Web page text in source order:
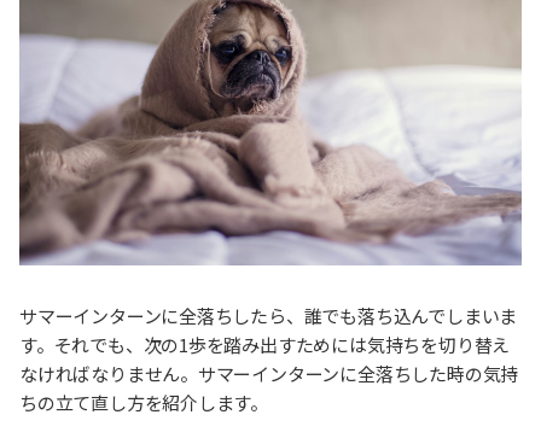
サマーインターンに全落ちしたら、誰でも落ち込んでしまいま
す。それでも、次の1歩を踏み出すためには気持ちを切り替え
なければなりません。サマーインターンに全落ちした時の気持
ちの立て直し方を紹介します。